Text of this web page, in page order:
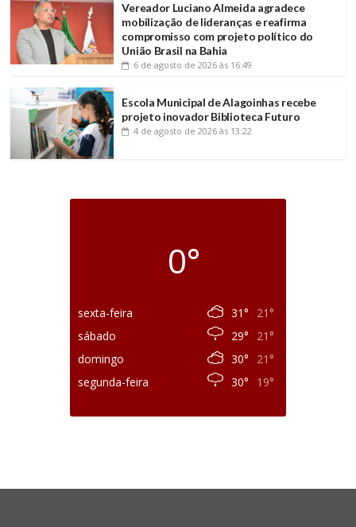
Vereador Luciano Almeida agradece
mobilização de lideranças e reafirma
compromisso com projeto político do
União Brasil na Bahia
6 de agosto de 2026 às 16:49
Escola Municipal de Alagoinhas recebe
projeto inovador Biblioteca Futuro
4 de agosto de 2026 às 13:22
0°
sexta-feira 31°
21°
sábado
29°
21°
domingo
30°
21°
segunda-feira
30° 19°